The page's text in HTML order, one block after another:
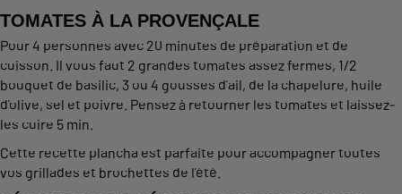
TOMATES À LA PROVENÇALE
Pour 4 personnes avec 20 minutes de préparation et de
cuisson. Il vous faut 2 grandes tomates assez fermes, 1/2
bouquet de basilic, 3 ou 4 gousses d’ail, de la chapelure, huile
d’olive, sel et poivre. Pensez à retourner les tomates et laissez-
les cuire 5 min.
Cette recette plancha est parfaite pour accompagner toutes
vos grillades et brochettes de l’été.